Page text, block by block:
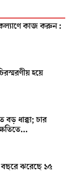
কাজ করুন :
হয়ে
বড় ধাক্কা; চার
ঝরেছে ১৫